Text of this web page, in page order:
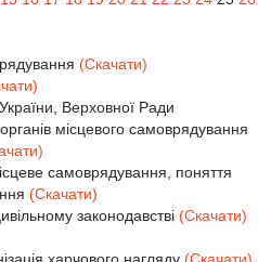
(Скачати)
Верховної Ради
місцевого самоврядування
самоврядування, поняття
(Скачати)
законодавстві (Скачати)